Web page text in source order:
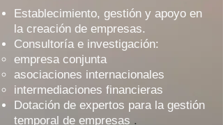
Establecimiento, gestión y apoyo en
la creación de empresas.
Consultoría e investigación:
empresa conjunta
asociaciones internacionales
intermediaciones financieras
Dotación de expertos para la gestión
temporal de empresas .